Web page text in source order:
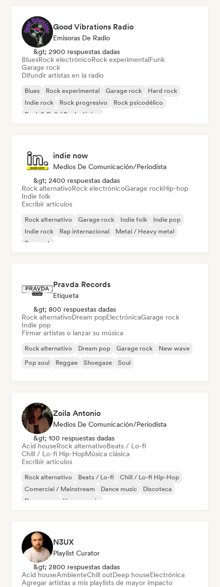
Good Vibrations Radio
Emisoras De Radio
&gt; 2900 respuestas dadas
BluesRock electrónicoRock experimentalFunk
Garage rock
Difundir artistas en la radio
Blues Rock experimental Garage rock
Hard rock
Indie rock
Rock progresivo
Rock psicodélico
Rock & Roll / Rock clásico
indie now
Medios De Comunicación/Periodista
&gt; 2400 respuestas dadas
Rock alternativoRock electrónicoGarage rockHip-hop
Indie folk
Escribir artículos
Rock alternativo Garage rock Indie folk
Indie pop
Indie rock
Rap internacional
Metal / Heavy metal
Pop rock
Pravda Records
Etiqueta
&gt; 800 respuestas dadas
Rock alternativoDream popElectrónicaGarage rock
Indie pop
Firmar artistas o lanzar su música
Rock alternativo Dream pop Garage rock
New wave
Pop soul
Reggae Shoegaze Soul
Zoila Antonio
Medios De Comunicación/Periodista
&gt; 100 respuestas dadas
Acid houseRock alternativoBeats / Lo-fi
Chill / Lo-fi Hip-HopMúsica clásica
Escribir artículos
Rock alternativo Beats / Lo-fi
Chill / Lo-fi Hip-Hop
Comercial / Mainstream
Dance music
Discoteca
Dream pop
House music
N3UX
Playlist Curator
&gt; 2800 respuestas dadas
Acid houseAmbienteChill outDeep houseElectrónica
Agregar artistas a mis playlists de mayor impacto